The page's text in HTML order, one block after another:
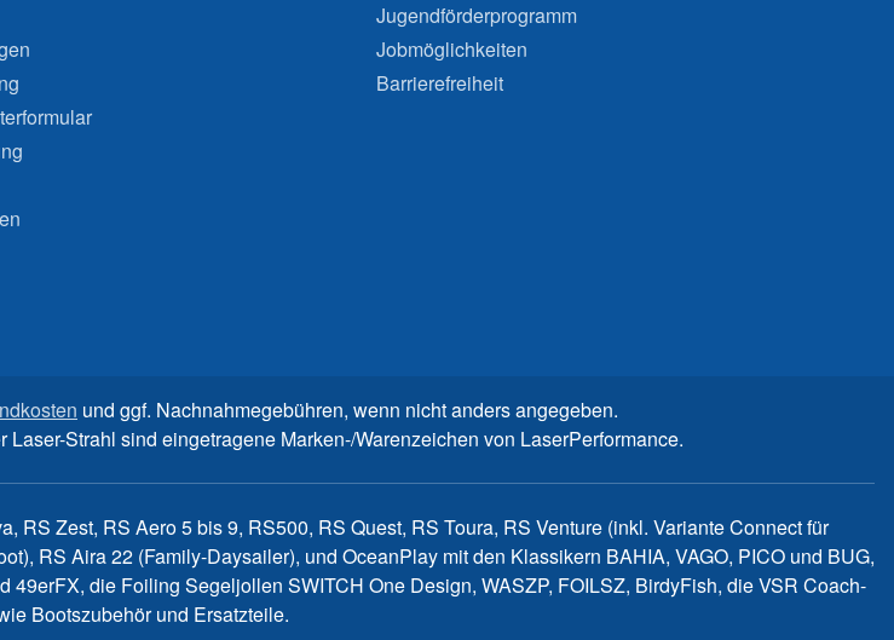
Jugendförderprogramm
Jobmöglichkeiten
Barrierefreiheit
und ggf. Nachnahmegebühren, wenn nicht anders angegeben.
Strahl sind eingetragene Marken-/Warenzeichen von LaserPerformance.
Zest, RS Aero 5 bis 9, RS500, RS Quest, RS Toura, RS Venture (inkl. Variante Connect für
RS Aira 22 (Family-Daysailer), und OceanPlay mit den Klassikern BAHIA, VAGO, PICO und BUG,
die Foiling Segeljollen SWITCH One Design, WASZP, FOILSZ, BirdyFish, die VSR Coach-
Bootszubehör und Ersatzteile.